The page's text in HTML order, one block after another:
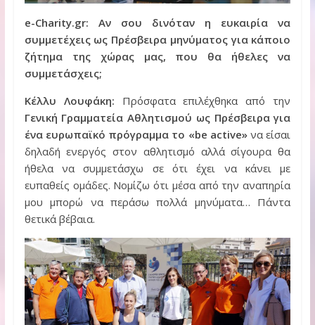
e-Charity.gr: Αν σου δινόταν η ευκαιρία να
συμμετέχεις ως Πρέσβειρα μηνύματος για κάποιο
ζήτημα της χώρας μας, που θα ήθελες να
συμμετάσχεις;
Κέλλυ Λουφάκη: Πρόσφατα επιλέχθηκα από την
Γενική Γραμματεία Αθλητισμού ως Πρέσβειρα για
ένα ευρωπαϊκό πρόγραμμα το «be active»να είσαι
δηλαδή ενεργός στον αθλητισμό αλλά σίγουρα θα
ήθελα να συμμετάσχω σε ότι έχει να κάνει με
ευπαθείς ομάδες. Νομίζω ότι μέσα από την αναπηρία
μου μπορώ να περάσω πολλά μηνύματα… Πάντα
θετικά βέβαια.